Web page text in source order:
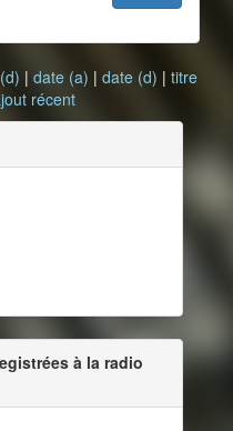
| date (a) | date (d) | titre
récent
à la radio